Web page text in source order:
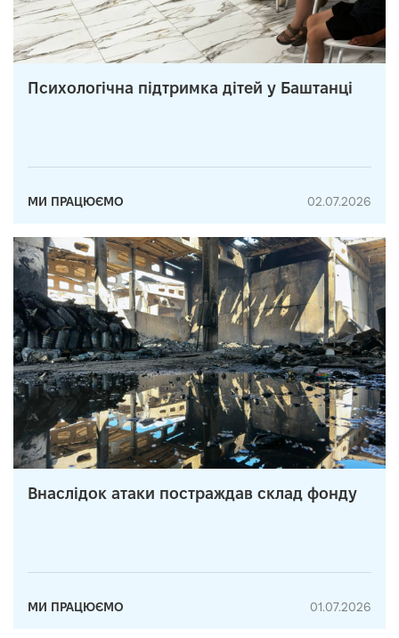
Психологічна підтримка дітей у Баштанці
МИ ПРАЦЮЄМО 02.07.2026
Внаслідок атаки постраждав склад фонду
МИ ПРАЦЮЄМО 01.07.2026